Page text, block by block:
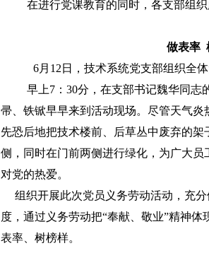
在进行党课教育的同时，各支部组
做表率
6月 12 日，技术系统党支部组织全
早上7： 30分，在支部书记魏华同志
帚、铁锨早早来到活动现场。尽管天气
先恐后地把技术楼前、后草丛中废弃的
侧，同时在门前两侧进行绿化，为广大
对党的热爱。
组织开展此次党员义务劳动活动，充
度，通过义务劳动把“奉献、敬业”精神
表率、树榜样。